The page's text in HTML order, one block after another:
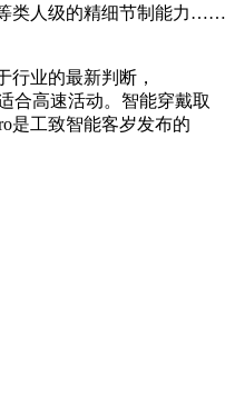
类人级的精细节制能力……
业的最新判断，
合高速活动。智能穿戴取
是工致智能客岁发布的